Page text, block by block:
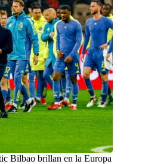
Bilbao brillan en la Europa